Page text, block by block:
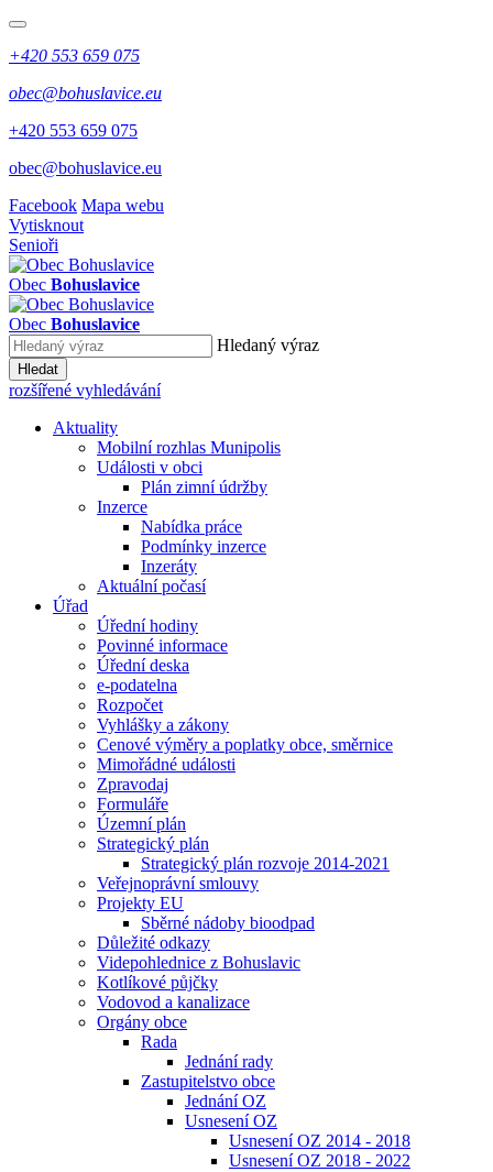
+420 553 659 075
obec@bohuslavice.eu
+420 553 659 075
obec@bohuslavice.eu
Facebook Mapa webu
Vytisknout
Senioři
Obec Bohuslavice
Obec Bohuslavice
Hledaný výraz
Hledat
rozšířené vyhledávání
Aktuality
Mobilní rozhlas Munipolis
Události v obci
Plán zimní údržby
Inzerce
Nabídka práce
Podmínky inzerce
Inzeráty
Aktuální počasí
Úřad
Úřední hodiny
Povinné informace
Úřední deska
e-podatelna
Rozpočet
Vyhlášky a zákony
Cenové výměry a poplatky obce, směrnice
Mimořádné události
Zpravodaj
Formuláře
Územní plán
Strategický plán
Strategický plán rozvoje 2014-2021
Veřejnoprávní smlouvy
Projekty EU
Sběrné nádoby bioodpad
Důležité odkazy
Videpohlednice z Bohuslavic
Kotlíkové půjčky
Vodovod a kanalizace
Orgány obce
Rada
Jednání rady
Zastupitelstvo obce
Jednání OZ
Usnesení OZ
Usnesení OZ 2014 - 2018
Usnesení OZ 2018 - 2022